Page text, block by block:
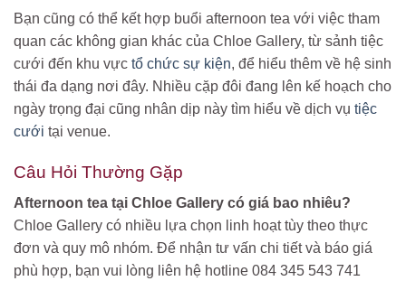
Bạn cũng có thể kết hợp buổi afternoon tea với việc tham
quan các không gian khác của Chloe Gallery, từ sảnh tiệc
cưới đến khu vực tổ chức sự kiện, để hiểu thêm về hệ sinh
thái đa dạng nơi đây. Nhiều cặp đôi đang lên kế hoạch cho
ngày trọng đại cũng nhân dịp này tìm hiểu về dịch vụ tiệc
cưới tại venue.
Câu Hỏi Thường Gặp
Afternoon tea tại Chloe Gallery có giá bao nhiêu?
Chloe Gallery có nhiều lựa chọn linh hoạt tùy theo thực
đơn và quy mô nhóm. Để nhận tư vấn chi tiết và báo giá
phù hợp, bạn vui lòng liên hệ hotline 084 345 543 741